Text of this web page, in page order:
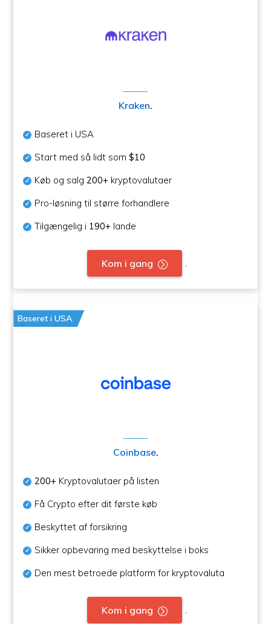
Kraken.
Baseret i USA
Start med så lidt som$10
Køb og salg200+ kryptovalutaer
Pro-løsning til større forhandlere
Tilgængelig i 190+ lande
Kom i gang .
Baseret i USA
Coinbase.
200+ Kryptovalutaer på listen
Få Crypto efter dit første køb
Beskyttet af forsikring
Sikker opbevaring med beskyttelse i boks
Den mest betroede platform for kryptovaluta
Kom i gang .